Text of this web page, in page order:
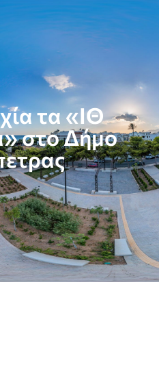
τα «ΙΘ
στο Δήμο